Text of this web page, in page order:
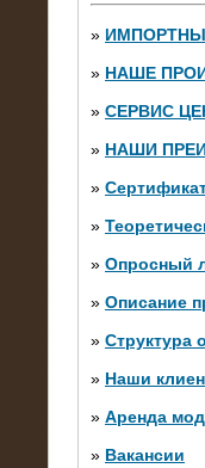
»
» НАШЕ
» СЕРВИС
» НАШИ
»
»
» Опросный
» Описание
» Структура
» Наши
» Аренда
» Вакансии
10.10.2014
Нагрузочный
яруса